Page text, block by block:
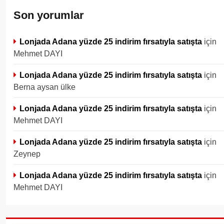
Son yorumlar
Lonjada Adana yüzde 25 indirim fırsatıyla satışta için
Mehmet DAYI
Lonjada Adana yüzde 25 indirim fırsatıyla satışta için
Berna aysan ülke
Lonjada Adana yüzde 25 indirim fırsatıyla satışta için
Mehmet DAYI
Lonjada Adana yüzde 25 indirim fırsatıyla satışta için
Zeynep
Lonjada Adana yüzde 25 indirim fırsatıyla satışta için
Mehmet DAYI